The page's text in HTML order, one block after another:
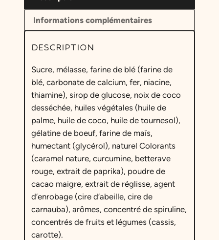
t
t
e
A
l
l
s
o
r
t
s
R
é
g
l
i
Informations complémentaires
DESCRIPTION
Sucre, mélasse, farine de blé (farine de
blé, carbonate de calcium, fer, niacine,
thiamine), sirop de glucose, noix de coco
desséchée, huiles végétales (huile de
palme, huile de coco, huile de tournesol),
gélatine de boeuf, farine de maïs,
humectant (glycérol), naturel Colorants
(caramel nature, curcumine, betterave
rouge, extrait de paprika), poudre de
cacao maigre, extrait de réglisse, agent
d’enrobage (cire d’abeille, cire de
carnauba), arômes, concentré de spiruline,
concentrés de fruits et légumes (cassis,
carotte).